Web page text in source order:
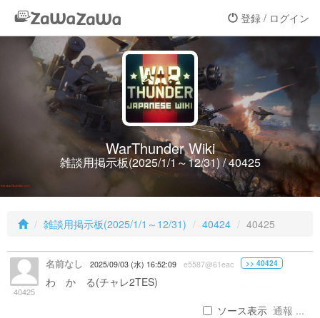
登録 / ログイン
WarThunder Wiki
雑談用掲示板(2025/1/1～12/31) / 40425
雑談用掲示板(2025/1/1～12/31) 40424 40425
40425
名前なし 2025/09/03 (水) 16:52:09 e5587@61eac >> 40424
わ か る(チャレ2TES)
ソース表示 通報 ...